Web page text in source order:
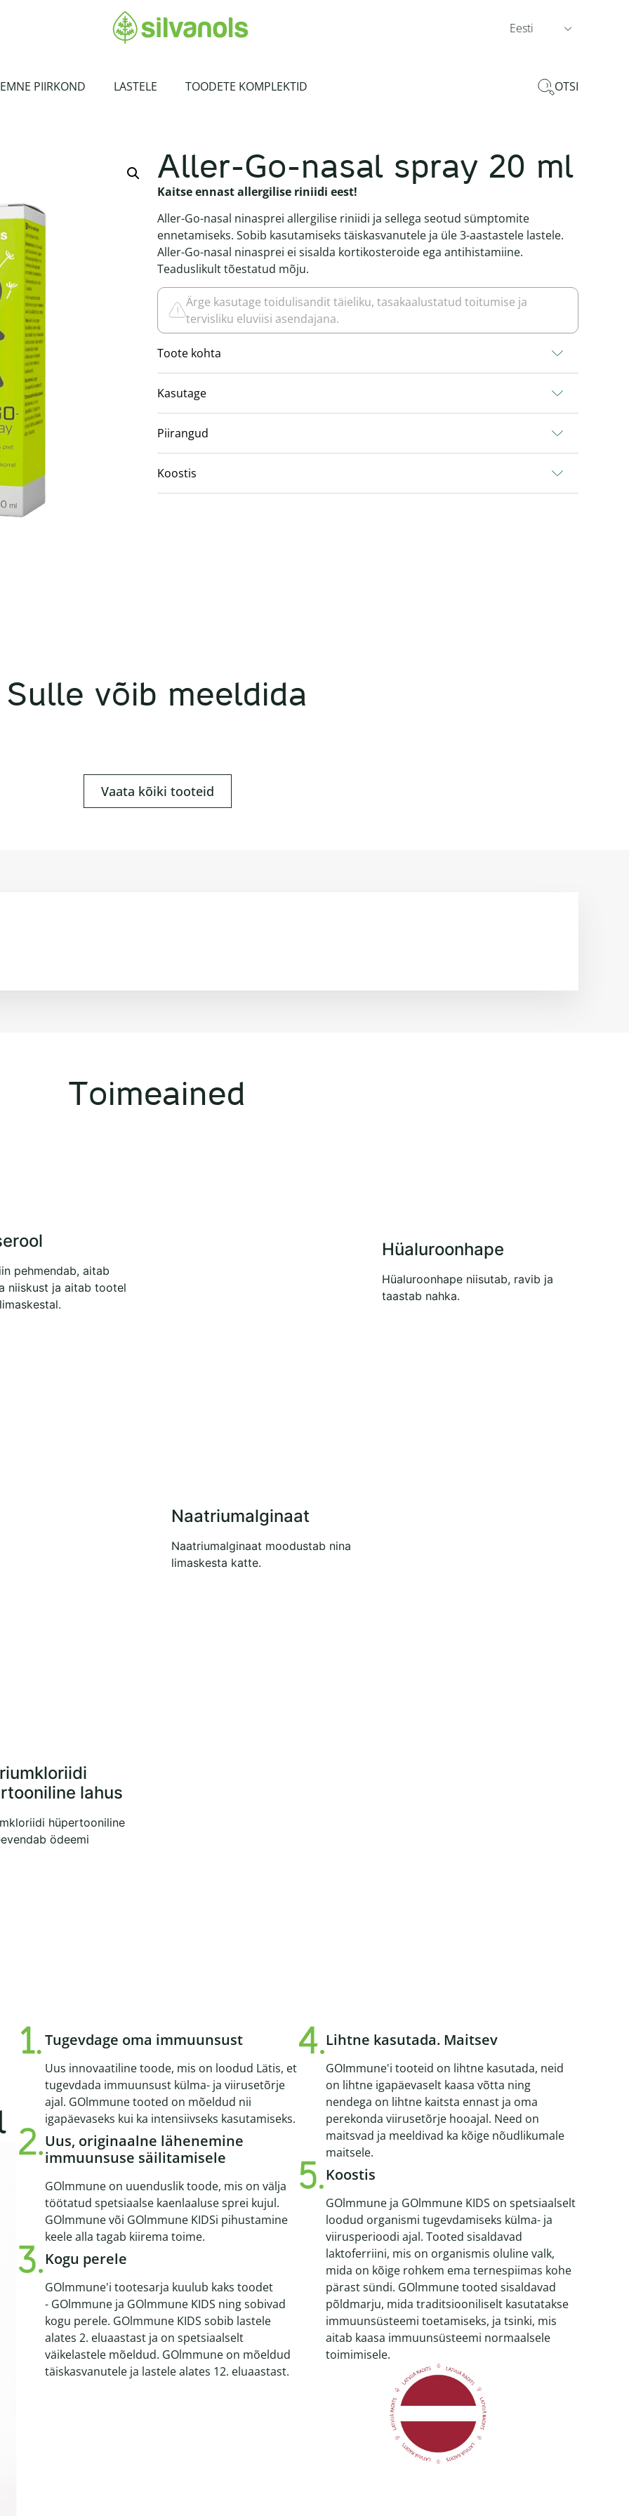
Eesti
PIIRKOND LASTELE TOODETE KOMPLEKTID OTSI
Aller-Go-nasal spray 20 ml
Kaitse ennast allergilise riniidi eest!
Aller-Go-nasal ninasprei allergilise riniidi ja sellega seotud sümptomite
ennetamiseks. Sobib kasutamiseks täiskasvanutele ja üle 3-aastastele lastele.
Aller-Go-nasal ninasprei ei sisalda kortikosteroide ega antihistamiine.
Teaduslikult tõestatud mõju.
Ärge kasutage toidulisandit täieliku, tasakaalustatud toitumise ja
tervisliku eluviisi asendajana.
Toote kohta
Kasutage
Piirangud
Koostis
Sulle võib meeldida
Vaata kõiki tooteid
Toimeained
pehmendab, aitab
niiskust ja aitab tootel
Hüaluroonhape
Hüaluroonhape niisutab, ravib ja
taastab nahka.
Naatriumalginaat
Naatriumalginaat moodustab nina
limaskesta katte.
lahus
hüpertooniline
ödeemi
Tugevdage oma immuunsust
Uus innovaatiline toode, mis on loodud Lätis, et
tugevdada immuunsust külma- ja viirusetõrje
ajal. GOlmmune tooted on mõeldud nii
igapäevaseks kui ka intensiivseks kasutamiseks.
Uus, originaalne lähenemine
immuunsuse säilitamisele
GOlmmune on uuenduslik toode, mis on välja
töötatud spetsiaalse kaenlaaluse sprei kujul.
GOlmmune või GOlmmune KIDSi pihustamine
keele alla tagab kiirema toime.
Kogu perele
GOlmmune'i tootesarja kuulub kaks toodet
- GOlmmune ja GOlmmune KIDS ning sobivad
kogu perele. GOlmmune KIDS sobib lastele
alates 2. eluaastast ja on spetsiaalselt
väikelastele mõeldud. GOlmmune on mõeldud
täiskasvanutele ja lastele alates 12. eluaastast.
Lihtne kasutada. Maitsev
GOImmune'i tooteid on lihtne kasutada, neid
on lihtne igapäevaselt kaasa võtta ning
nendega on lihtne kaitsta ennast ja oma
perekonda viirusetõrje hooajal. Need on
maitsvad ja meeldivad ka kõige nõudlikumale
maitsele.
Koostis
GOlmmune ja GOlmmune KIDS on spetsiaalselt
loodud organismi tugevdamiseks külma- ja
viirusperioodi ajal. Tooted sisaldavad
laktoferriini, mis on organismis oluline valk,
mida on kõige rohkem ema ternespiimas kohe
pärast sündi. GOlmmune tooted sisaldavad
põldmarju, mida traditsiooniliselt kasutatakse
immuunsüsteemi toetamiseks, ja tsinki, mis
aitab kaasa immuunsüsteemi normaalsele
toimimisele.